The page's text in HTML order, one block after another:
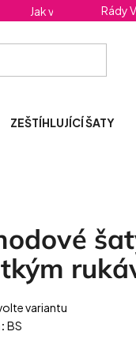
Jak vybrat Rády
ZEŠTÍHLUJÍCÍ ŠATY
variantu
BS